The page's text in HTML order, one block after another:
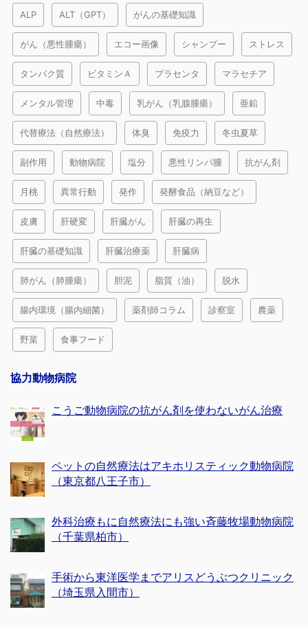
ALP ALT（GPT） がんの基礎知識
がん（悪性腫瘍） エコー画像 シャンプー ストレス
タンパク質 ビタミンＡ プラセンタ マラセチア
メンタル管理 中毒 乳がん（乳腺腫瘍） 亜鉛
代替療法（自然療法） 体臭 免疫力 冬虫夏草
副作用 動物病院 塩分 悪性リンパ腫 抗がん剤
月桃 異常行動 発作 発酵食品（納豆など）
皮膚 肝硬変 肝臓がん 肝臓の再生
肝臓の基礎知識 肝臓治療薬 肝臓病
肺がん（肺腫瘍） 胆泥 脂質（油） 脱水
腸内環境（腸内細菌） 薬剤師コラム 診察室 農薬
野菜 食事フード
協力動物病院
こうご動物病院の抗がん剤を使わないがん治療
ペットの自然療法はアキホリスティック動物病院
（東京都八王子市）
外科治療もに自然療法にも強い斉藤牧場動物病院
（千葉県柏市）
手術から東洋医学までアリスどうぶつクリニック
（埼玉県入間市）